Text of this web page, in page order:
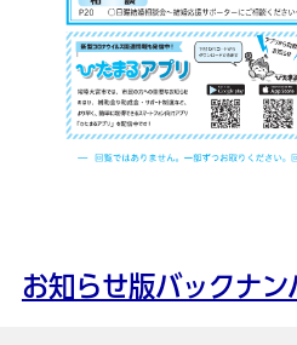
お知らせ版バックナン